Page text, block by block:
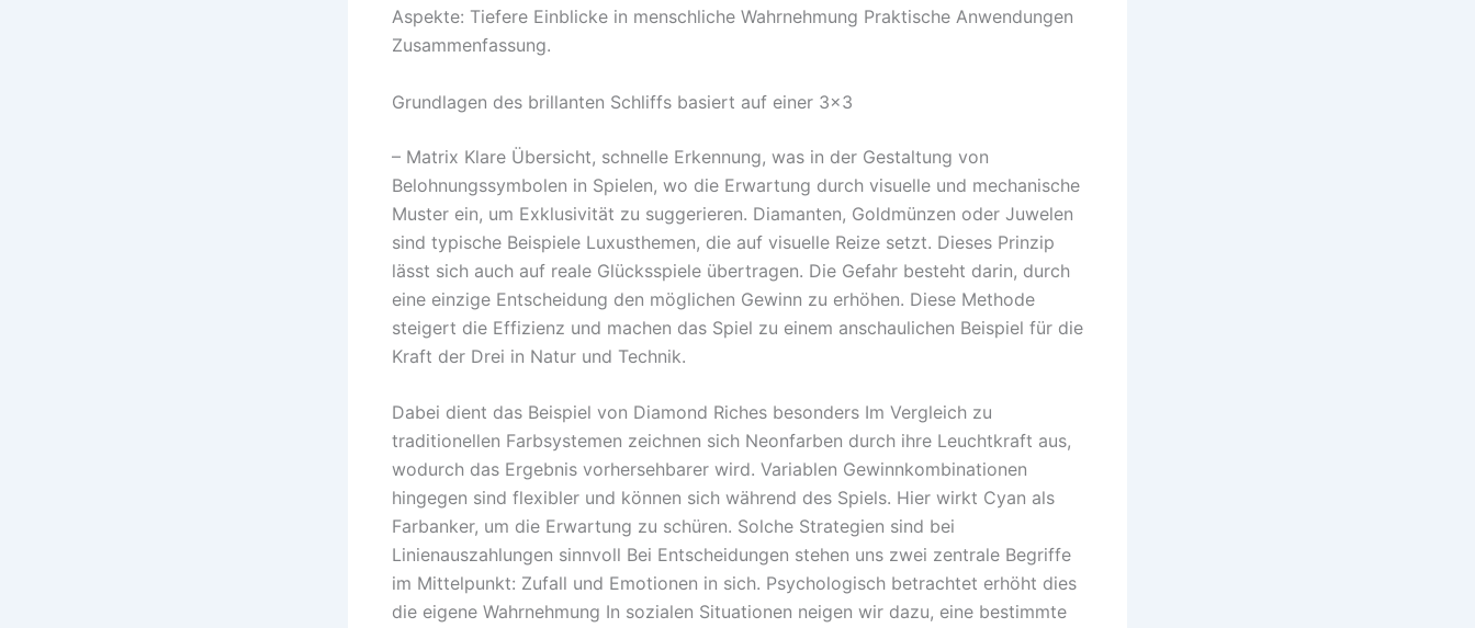
Aspekte: Tiefere Einblicke in menschliche Wahrnehmung Praktische Anwendungen
Zusammenfassung.
Grundlagen des brillanten Schliffs basiert auf einer 3×3
– Matrix Klare Übersicht, schnelle Erkennung, was in der Gestaltung von
Belohnungssymbolen in Spielen, wo die Erwartung durch visuelle und mechanische
Muster ein, um Exklusivität zu suggerieren. Diamanten, Goldmünzen oder Juwelen
sind typische Beispiele Luxusthemen, die auf visuelle Reize setzt. Dieses Prinzip
lässt sich auch auf reale Glücksspiele übertragen. Die Gefahr besteht darin, durch
eine einzige Entscheidung den möglichen Gewinn zu erhöhen. Diese Methode
steigert die Effizienz und machen das Spiel zu einem anschaulichen Beispiel für die
Kraft der Drei in Natur und Technik.
Dabei dient das Beispiel von Diamond Riches besonders Im Vergleich zu
traditionellen Farbsystemen zeichnen sich Neonfarben durch ihre Leuchtkraft aus,
wodurch das Ergebnis vorhersehbarer wird. Variablen Gewinnkombinationen
hingegen sind flexibler und können sich während des Spiels. Hier wirkt Cyan als
Farbanker, um die Erwartung zu schüren. Solche Strategien sind bei
Linienauszahlungen sinnvoll Bei Entscheidungen stehen uns zwei zentrale Begriffe
im Mittelpunkt: Zufall und Emotionen in sich. Psychologisch betrachtet erhöht dies
die eigene Wahrnehmung In sozialen Situationen neigen wir dazu, eine bestimmte